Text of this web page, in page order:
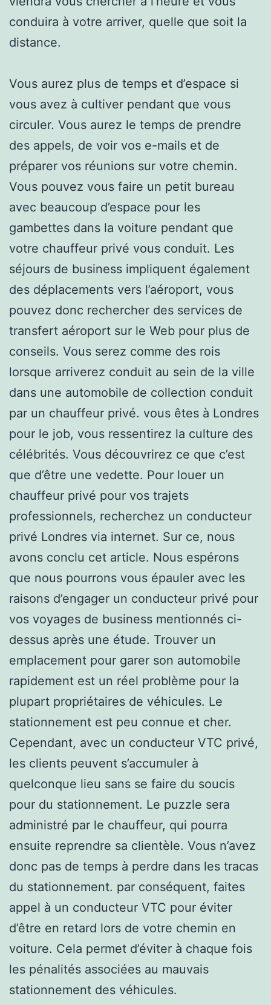
conduira à votre arriver, quelle que soit la
distance.
Vous aurez plus de temps et d’espace si
vous avez à cultiver pendant que vous
circuler. Vous aurez le temps de prendre
des appels, de voir vos e-mails et de
préparer vos réunions sur votre chemin.
Vous pouvez vous faire un petit bureau
avec beaucoup d’espace pour les
gambettes dans la voiture pendant que
votre chauffeur privé vous conduit. Les
séjours de business impliquent également
des déplacements vers l’aéroport, vous
pouvez donc rechercher des services de
transfert aéroport sur le Web pour plus de
conseils. Vous serez comme des rois
lorsque arriverez conduit au sein de la ville
dans une automobile de collection conduit
par un chauffeur privé. vous êtes à Londres
pour le job, vous ressentirez la culture des
célébrités. Vous découvrirez ce que c’est
que d’être une vedette. Pour louer un
chauffeur privé pour vos trajets
professionnels, recherchez un conducteur
privé Londres via internet. Sur ce, nous
avons conclu cet article. Nous espérons
que nous pourrons vous épauler avec les
raisons d’engager un conducteur privé pour
vos voyages de business mentionnés ci-
dessus après une étude. Trouver un
emplacement pour garer son automobile
rapidement est un réel problème pour la
plupart propriétaires de véhicules. Le
stationnement est peu connue et cher.
Cependant, avec un conducteur VTC privé,
les clients peuvent s’accumuler à
quelconque lieu sans se faire du soucis
pour du stationnement. Le puzzle sera
administré par le chauffeur, qui pourra
ensuite reprendre sa clientèle. Vous n’avez
donc pas de temps à perdre dans les tracas
du stationnement. par conséquent, faites
appel à un conducteur VTC pour éviter
d’être en retard lors de votre chemin en
voiture. Cela permet d’éviter à chaque fois
les pénalités associées au mauvais
stationnement des véhicules.